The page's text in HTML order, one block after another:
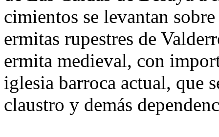
cimientos se levantan
ermitas rupestres de
ermita medieval, con
iglesia barroca actual, que
claustro y demás